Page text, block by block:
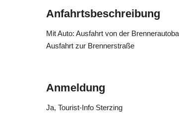
Anfahrtsbeschreibung
Mit Auto: Ausfahrt von der
Ausfahrt zur Brennerstraße
Anmeldung
Ja, Tourist-Info Sterzing